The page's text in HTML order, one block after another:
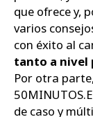
que ofrece y,
varios
con éxito al
tanto a nivel
Por otra
de caso y